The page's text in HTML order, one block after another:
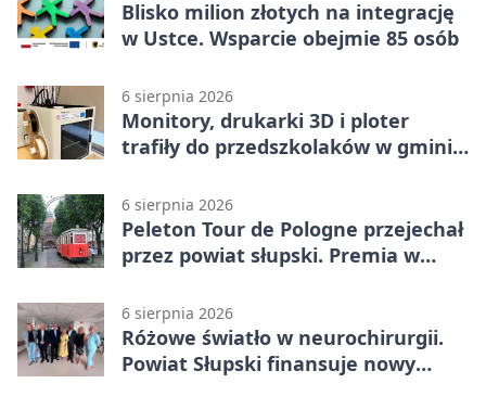
Blisko milion złotych na integrację
w Ustce. Wsparcie obejmie 85 osób
6 sierpnia 2026
Monitory, drukarki 3D i ploter
trafiły do przedszkolaków w gminie
6 sierpnia 2026
Peleton Tour de Pologne przejechał
przez powiat słupski. Premia w
6 sierpnia 2026
Różowe światło w neurochirurgii.
Powiat Słupski finansuje nowy